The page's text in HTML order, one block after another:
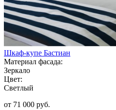
Шкаф-купе Бастиан
Материал фасада:
Зеркало
Цвет:
Светлый
от 71 000 руб.